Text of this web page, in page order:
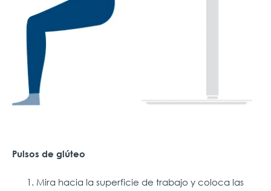
Pulsos de glúteo
Mira hacia la superficie de trabajo y coloca las